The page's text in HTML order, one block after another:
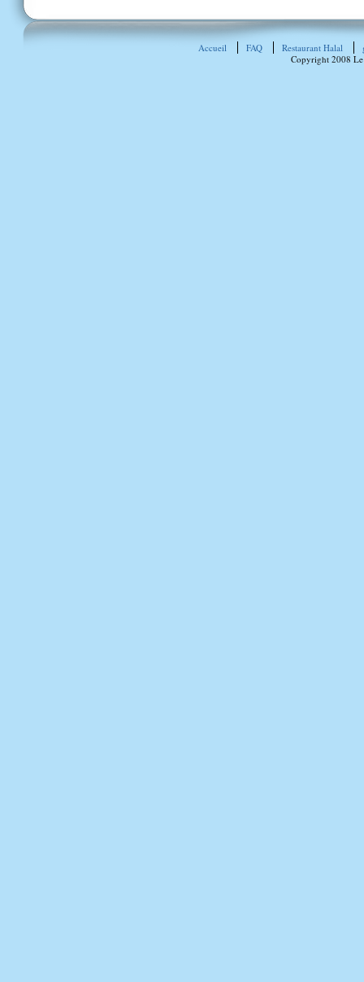
Accueil FAQ Restaurant Halal
Copyright 2008